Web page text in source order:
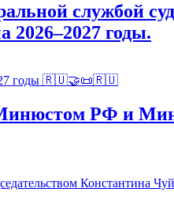
службой
годы.
Минюстом РФ и